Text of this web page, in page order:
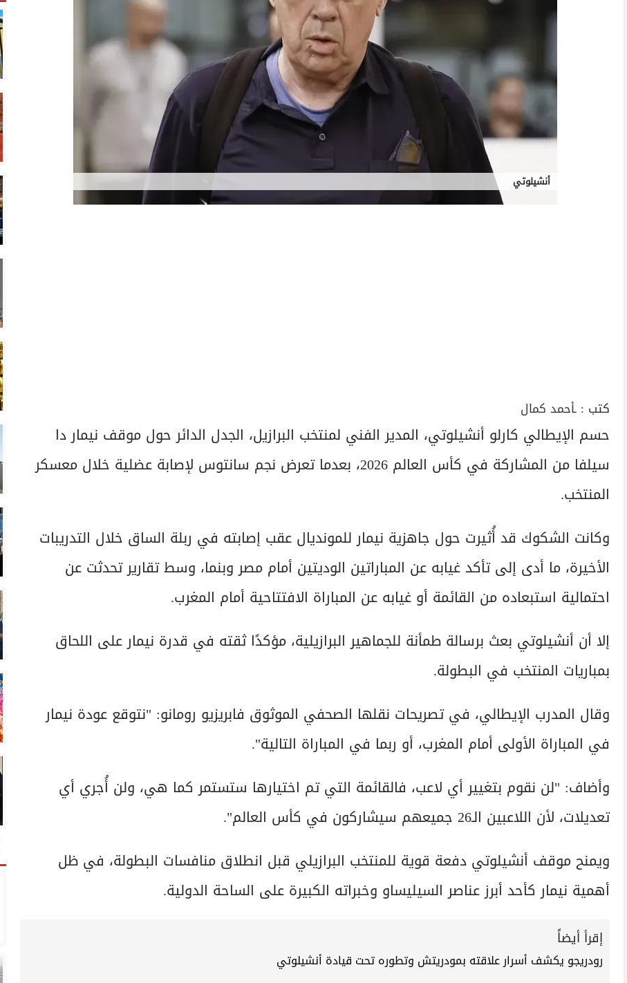
أنشيلوتي
كتب : ـأحمد كمال
حسم الإيطالي كارلو أنشيلوتي، المدير الفني لمنتخب البرازيل، الجدل الدائر حول موقف نيمار دا
سيلفا من المشاركة في كأس العالم 2026، بعدما تعرض نجم سانتوس لإصابة عضلية خلال معسكر
المنتخب.
وكانت الشكوك قد أُثيرت حول جاهزية نيمار للمونديال عقب إصابته في ربلة الساق خلال التدريبات
الأخيرة، ما أدى إلى تأكد غيابه عن المباراتين الوديتين أمام مصر وبنما، وسط تقارير تحدثت عن
احتمالية استبعاده من القائمة أو غيابه عن المباراة الافتتاحية أمام المغرب.
إلا أن أنشيلوتي بعث برسالة طمأنة للجماهير البرازيلية، مؤكدًا ثقته في قدرة نيمار على اللحاق
بمباريات المنتخب في البطولة.
وقال المدرب الإيطالي، في تصريحات نقلها الصحفي الموثوق فابريزيو رومانو: "نتوقع عودة نيمار
في المباراة الأولى أمام المغرب، أو ربما في المباراة التالية".
وأضاف: "لن نقوم بتغيير أي لاعب، فالقائمة التي تم اختيارها ستستمر كما هي، ولن أُجري أي
تعديلات، لأن اللاعبين الـ26 جميعهم سيشاركون في كأس العالم".
ويمنح موقف أنشيلوتي دفعة قوية للمنتخب البرازيلي قبل انطلاق منافسات البطولة، في ظل
أهمية نيمار كأحد أبرز عناصر السيليساو وخبراته الكبيرة على الساحة الدولية.
إقرأ أيضاً
رودريجو يكشف أسرار علاقته بمودريتش وتطوره تحت قيادة أنشيلوتي